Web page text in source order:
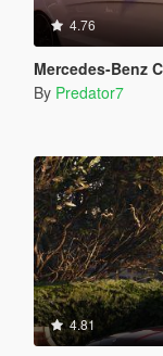
4.76
Mercedes-Benz
By Predator7
4.81